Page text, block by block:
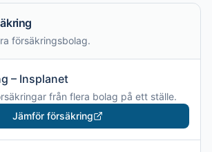
försäkringsbolag.
– Insplanet
från flera bolag på ett ställe.
Jämför försäkring